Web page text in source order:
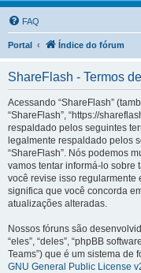
FAQ
Portal Índice do fórum
ShareFlash - Termos
Acessando “ShareFlash”
“ShareFlash”, “https://
respaldado pelos seguintes
legalmente respaldado pelos
“ShareFlash”. Nós podemos
vamos tentar informá-lo sobre
você revise isso regularmente
significa que você concorda
atualizações alteradas.
Nossos fóruns são
“eles”, “deles”, “phpBB
Teams”) que é um sistema de
GNU General Public License